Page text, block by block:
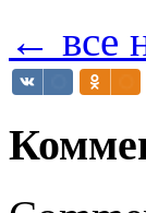
← все